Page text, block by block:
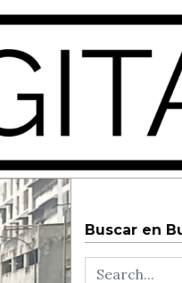
Buscar en